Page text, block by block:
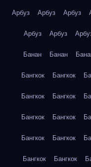
Арбуз Арбуз Арбуз
Арбуз Арбуз
Банан Банан
Бангкок Бангкок
Бангкок Бангкок
Бангкок Бангкок
Бангкок Бангкок
Бангкок Бангкок